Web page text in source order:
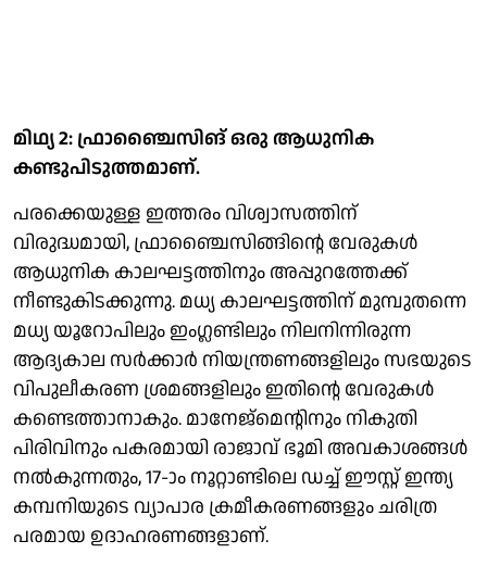
മിഥ്യ 2: ഫ്രാഞ്ചൈസിങ് ഒരു ആധുനിക
കണ്ടുപിടുത്തമാണ്.
പരക്കെയുള്ള ഇത്തരം വിശ്വാസത്തിന്
വിരുദ്ധമായി, ഫ്രാഞ്ചൈസിങ്ങിന്റെ വേരുകള്‍
ആധുനിക കാലഘട്ടത്തിനും അപ്പുറത്തേക്ക്
നീണ്ടുകിടക്കുന്നു. മധ്യ കാലഘട്ടത്തിന് മുമ്പുതന്നെ
മധ്യ യൂറോപിലും ഇംഗ്ലണ്ടിലും നിലനിന്നിരുന്ന
ആദ്യകാല സര്‍ക്കാര്‍ നിയന്ത്രണങ്ങളിലും സഭയുടെ
വിപുലീകരണ ശ്രമങ്ങളിലും ഇതിന്റെ വേരുകള്‍
കണ്ടെത്താനാകും. മാനേജ്‌മെന്റിനും നികുതി
പിരിവിനും പകരമായി രാജാവ് ഭൂമി അവകാശങ്ങള്‍
നല്‍കുന്നതും, 17-ാം നൂറ്റാണ്ടിലെ ഡച്ച് ഈസ്റ്റ് ഇന്ത്യ
കമ്പനിയുടെ വ്യാപാര ക്രമീകരണങ്ങളും ചരിത്ര
പരമായ ഉദാഹരണങ്ങളാണ്.